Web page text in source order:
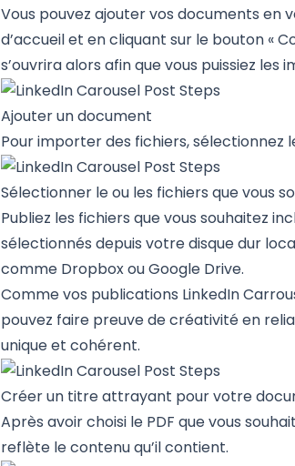
Vous pouvez ajouter vos documents en
d’accueil et en cliquant sur le bouton «
s’ouvrira alors afin que vous puissiez les
Ajouter un document
Pour importer des fichiers,
Sélectionner le ou les fichiers que vous
Publiez les fichiers que vous souhaitez
sélectionnés depuis votre disque dur
comme Dropbox ou Google Drive.
Comme vos publications LinkedIn
pouvez faire preuve de créativité en
unique et cohérent.
Créer un titre attrayant pour votre
Après avoir choisi le PDF que vous
reflète le contenu qu’il contient.